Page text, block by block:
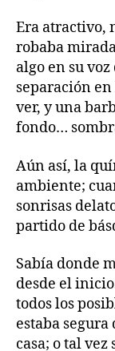
Era atractivo,
robaba
algo en su
separación
ver, y una
fondo…
Aún así, la
ambiente;
sonrisas
partido de
Sabía donde
desde el
todos los
estaba
casa; o tal